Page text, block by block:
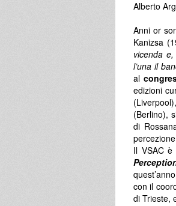
Alberto
Anni or
Kanizsa
vicenda
l’una il
al
edizioni
(Berlino),
di
Il VSAC
con il
di Trieste,